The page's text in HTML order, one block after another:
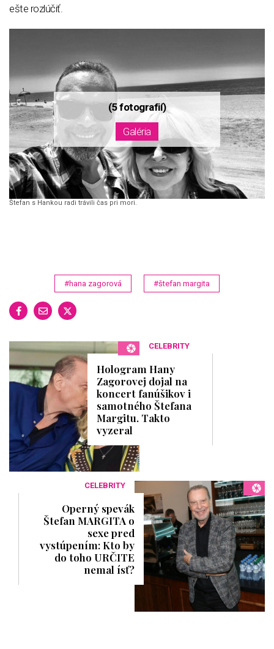
ešte rozlúčiť.
Štefan s Hankou radi trávili čas pri mori.
#hana zagorová #štefan margita
CELEBRITY
Hologram Hany
Zagorovej dojal na
koncert fanúšikov i
samotného Štefana
Margitu. Takto
vyzeral
CELEBRITY
Operný spevák
Štefan MARGITA o
sexe pred
vystúpením: Kto by
do toho URČITE
nemal ísť?